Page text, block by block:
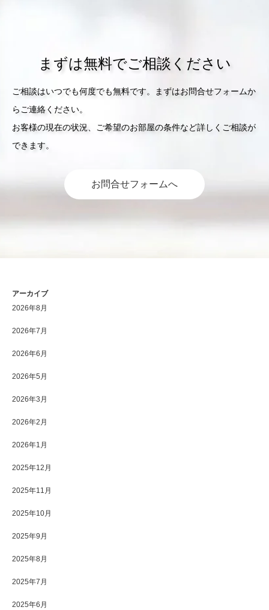
まずは無料でご相談ください
ご相談はいつでも何度でも無料です。まずはお問合せフォームか
らご連絡ください。
お客様の現在の状況、ご希望のお部屋の条件など詳しくご相談が
できます。
お問合せフォームへ
アーカイブ
2026年8月
2026年7月
2026年6月
2026年5月
2026年3月
2026年2月
2026年1月
2025年12月
2025年11月
2025年10月
2025年9月
2025年8月
2025年7月
2025年6月